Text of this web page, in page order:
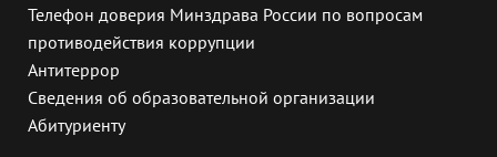
Телефон доверия Минздрава России по вопросам
противодействия коррупции
Антитеррор
Сведения об образовательной организации
Абитуриенту